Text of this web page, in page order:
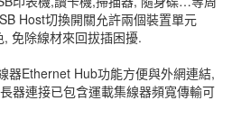
Host切換開關允許兩個裝置單元
免除線材來回拔插困擾.
器Ethernet Hub功能方便與外網連結,
器連接已包含運載集線器頻寬傳輸可